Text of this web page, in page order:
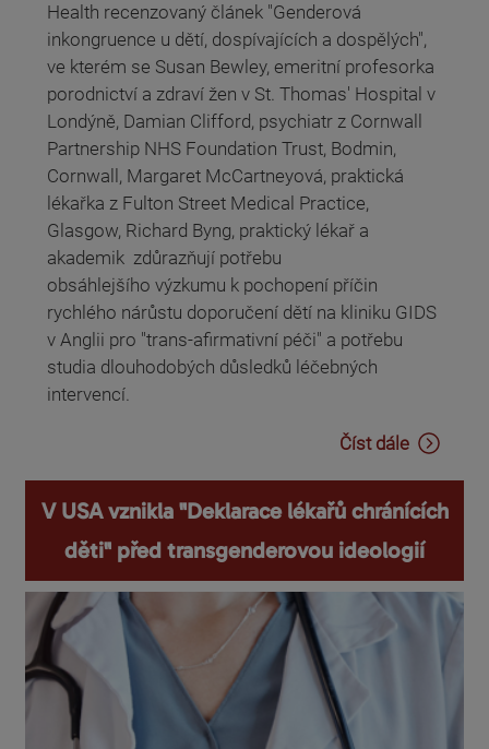
Health recenzovaný článek "Genderová
inkongruence u dětí, dospívajících a dospělých",
ve kterém se Susan Bewley, emeritní profesorka
porodnictví a zdraví žen v St. Thomas' Hospital v
Londýně, Damian Clifford, psychiatr z Cornwall
Partnership NHS Foundation Trust, Bodmin,
Cornwall, Margaret McCartneyová, praktická
lékařka z Fulton Street Medical Practice,
Glasgow, Richard Byng, praktický lékař a
akademik zdůrazňují potřebu
obsáhlejšího výzkumu k pochopení příčin
rychlého nárůstu doporučení dětí na kliniku GIDS
v Anglii pro "trans-afirmativní péči" a potřebu
studia dlouhodobých důsledků léčebných
intervencí.
Číst dále
V USA vznikla "Deklarace lékařů chránících
děti" před transgenderovou ideologií